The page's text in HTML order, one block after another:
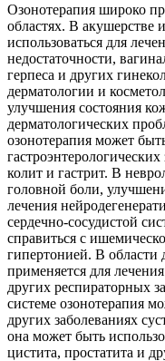
Озонотерапия широко
областях. В акушерстве
использоваться для
недостаточности,
герпеса и других
дерматологии и
улучшения состояния
дерматологических
озонотерапия может
колит и гастрит. В
головной боли,
лечения
сердечно-сосудистой
справиться с
гипертонией. В области
применяется для
других респираторных
системе озонотерапия
других заболеваниях
она может быть
цистита, простатита и